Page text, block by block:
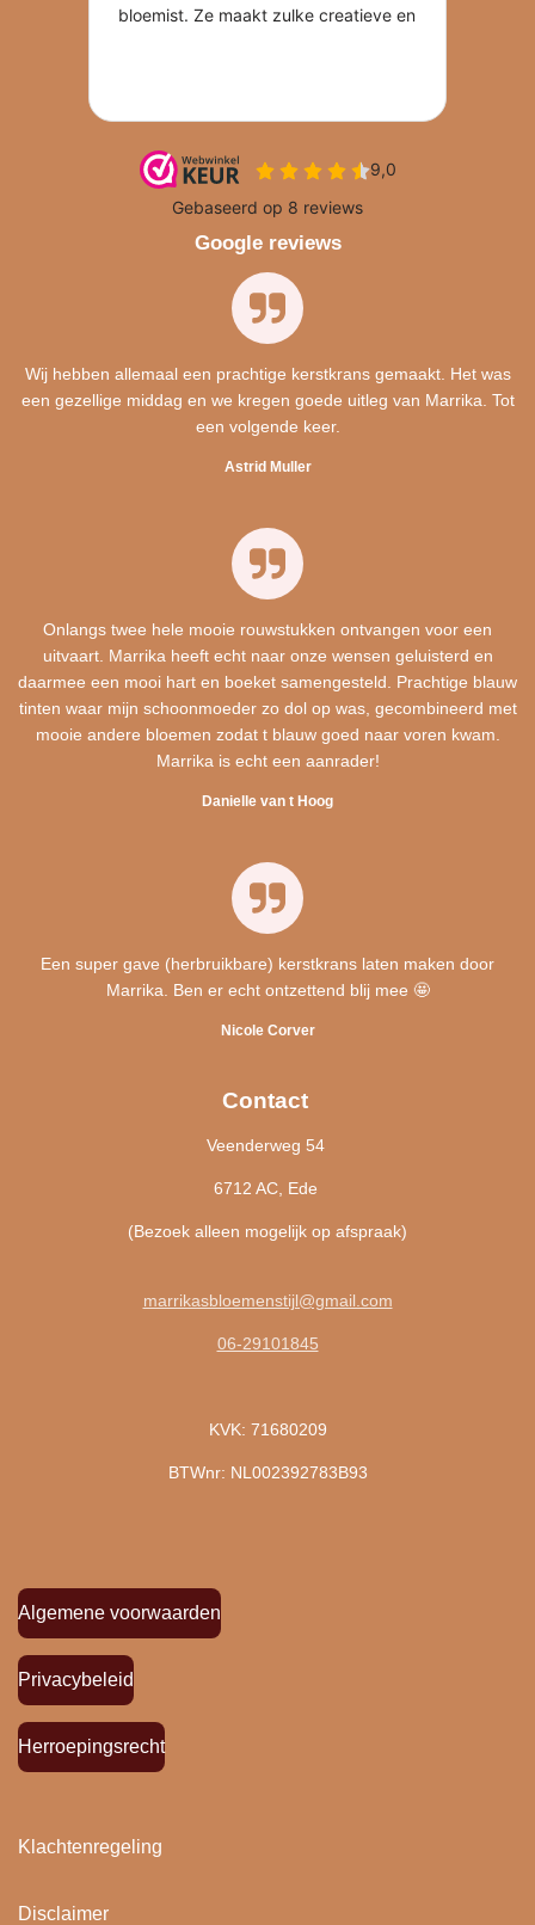
Google reviews
Wij hebben allemaal een prachtige kerstkrans gemaakt. Het was
een gezellige middag en we kregen goede uitleg van Marrika. Tot
een volgende keer.
Astrid Muller
Onlangs twee hele mooie rouwstukken ontvangen voor een
uitvaart. Marrika heeft echt naar onze wensen geluisterd en
daarmee een mooi hart en boeket samengesteld. Prachtige blauw
tinten waar mijn schoonmoeder zo dol op was, gecombineerd met
mooie andere bloemen zodat t blauw goed naar voren kwam.
Marrika is echt een aanrader!
Danielle van t Hoog
Een super gave (herbruikbare) kerstkrans laten maken door
Marrika. Ben er echt ontzettend blij mee 🤩
Nicole Corver
Contact
Veenderweg 54
6712 AC, Ede
(Bezoek alleen mogelijk op afspraak)
marrikasbloemenstijl@gmail.com
06-29101845
KVK: 71680209
BTWnr: NL002392783B93
Algemene voorwaarden
Privacybeleid
Herroepingsrecht
Klachtenregeling
Disclaimer